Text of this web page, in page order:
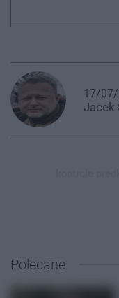
17/
Jacek
Polecane